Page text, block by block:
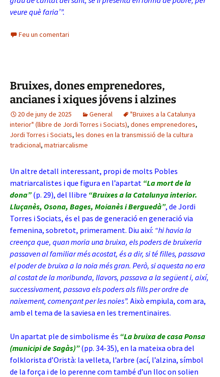
veure què faria’”.
Feu un comentari
Bruixes, dones emprenedores,
ancianes i xiques jóvens i alzines
20 de juny de 2025 General
"Bruixes a la Catalunya
interior" (llibre de Jordi Torres i Sociats), dones emprenedores,
Jordi Torres i Sociats, les dones en la transmissió de la cultura
tradicional, matriarcalisme
Un altre detall interessant, propi de molts Pobles
matriarcalistes i que figura en l’apartat “La mort de la
dona” (p. 29), del llibre “Bruixes a la Catalunya interior.
Lluçanès, Osona, Bages, Moianès i Berguedà”, de Jordi
Torres i Sociats, és el pas de generació en generació via
femenina, sobretot, primerament. Diu així: “hi havia la
creença que, quan moria una bruixa, els poders de bruixeria
passaven al familiar més acostat, és a dir, si té filles, passava
el poder de bruixa a la noia més gran. Però, si aquesta no era
al costat de la moribunda, llavors, passava a la següent i, així,
successivament, passava els poders als fills per ordre de
naixement, començant per les noies”. Això empiula, com ara,
amb el tema de la saviesa en les trementinaires.
Un apartat ple de simbolisme és “La bruixa de casa Ponsa
(municipi de Sagàs)”(pp. 34-35), en la mateixa obra del
folklorista d’Oristà: la velleta, l’arbre (ací, l’alzina, símbol
de la força i de lo perenne com també d’un lloc on solien